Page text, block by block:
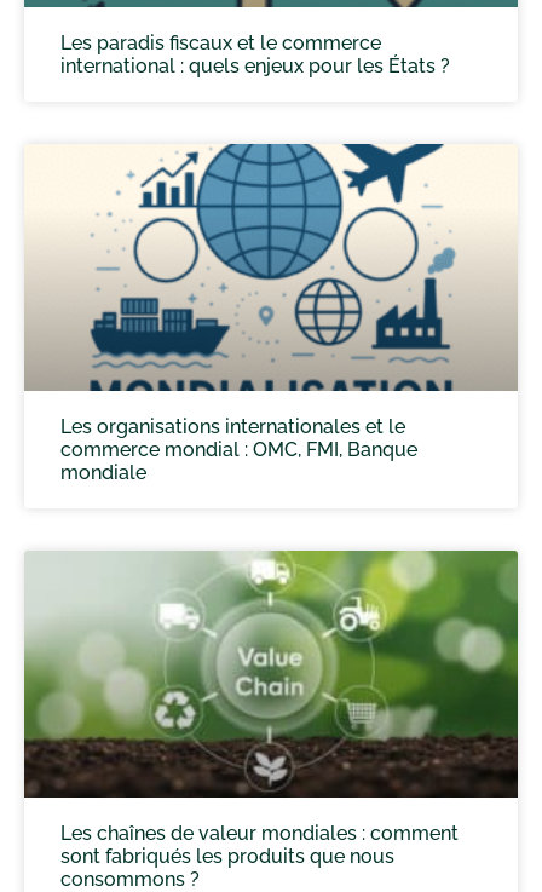
Les paradis fiscaux et le commerce
international : quels enjeux pour les États ?
Les organisations internationales et le
commerce mondial : OMC, FMI, Banque
mondiale
Les chaînes de valeur mondiales : comment
sont fabriqués les produits que nous
consommons ?